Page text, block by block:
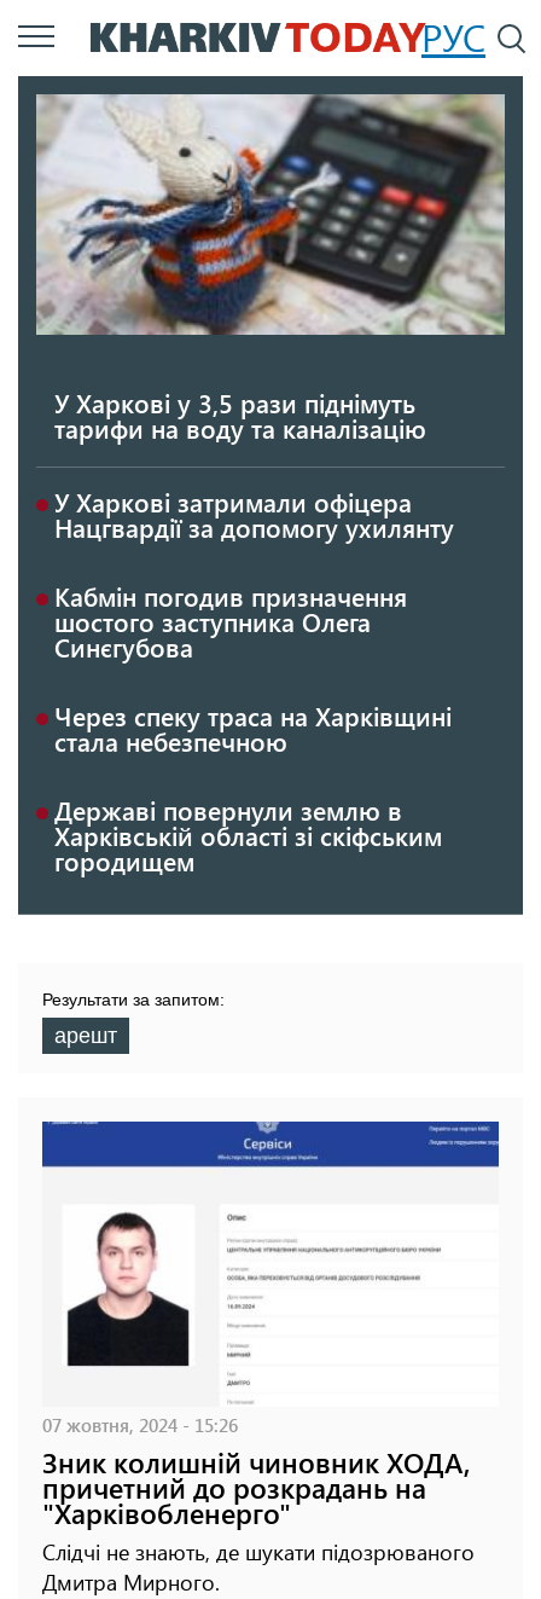
Перейти
до
вмісту
РУС
У Харкові у 3,5 рази піднімуть
тарифи на воду та каналізацію
У Харкові затримали офіцера
Нацгвардії за допомогу ухилянту
Кабмін погодив призначення
шостого заступника Олега
Синєгубова
Через спеку траса на Харківщині
стала небезпечною
Державі повернули землю в
Харківській області зі скіфським
городищем
Результати за запитом:
арешт
07 жовтня, 2024 - 15:26
Зник колишній чиновник ХОДА,
причетний до розкрадань на
"Харківобленерго"
Слідчі не знають, де шукати підозрюваного
Дмитра Мирного.